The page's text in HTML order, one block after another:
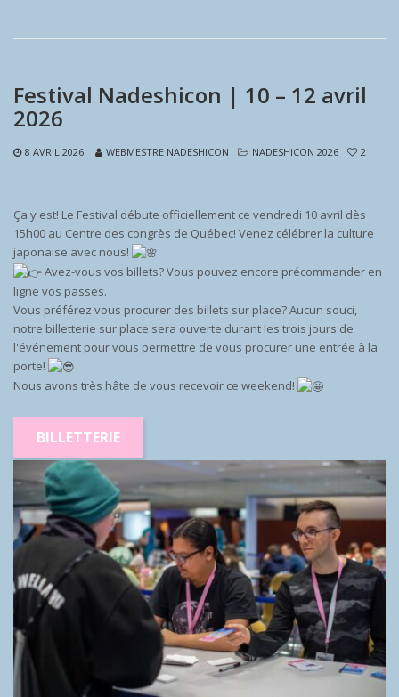
Festival Nadeshicon | 10 – 12 avril
2026
8 AVRIL 2026 WEBMESTRE NADESHICON NADESHICON 2026 2
Ça y est! Le Festival débute officiellement ce vendredi 10 avril dès
15h00 au Centre des congrès de Québec! Venez célébrer la culture
japonaise avec nous!
Avez-vous vos billets? Vous pouvez encore précommander en
ligne vos passes.
Vous préférez vous procurer des billets sur place? Aucun souci,
notre billetterie sur place sera ouverte durant les trois jours de
l'événement pour vous permettre de vous procurer une entrée à la
porte!
Nous avons très hâte de vous recevoir ce weekend!
BILLETTERIE